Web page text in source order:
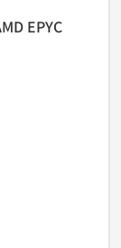
EPYC